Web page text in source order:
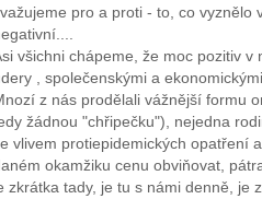
pro a proti - to, co vyznělo
všichni chápeme, že moc pozitiv
, společenskými a
z nás prodělali vážnější formu
žádnou "chřipečku"), nejedna
vlivem protiepidemických opatření
okamžiku cenu obviňovat,
zkrátka tady, je tu s námi denně, je